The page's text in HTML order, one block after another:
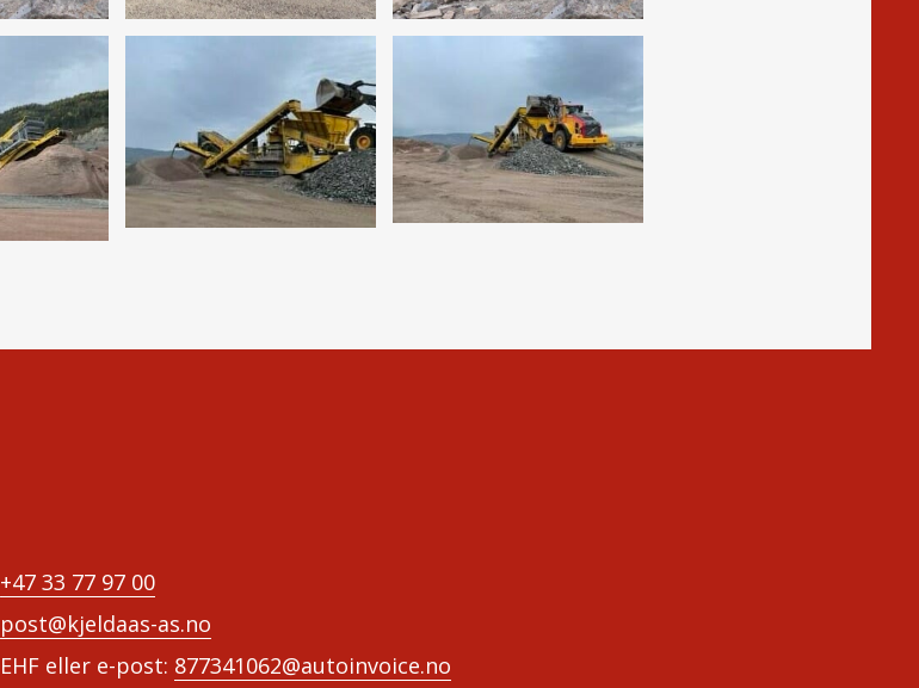
+47 33 77 97 00
post@kjeldaas-as.no
EHF eller e-post: 877341062@autoinvoice.no